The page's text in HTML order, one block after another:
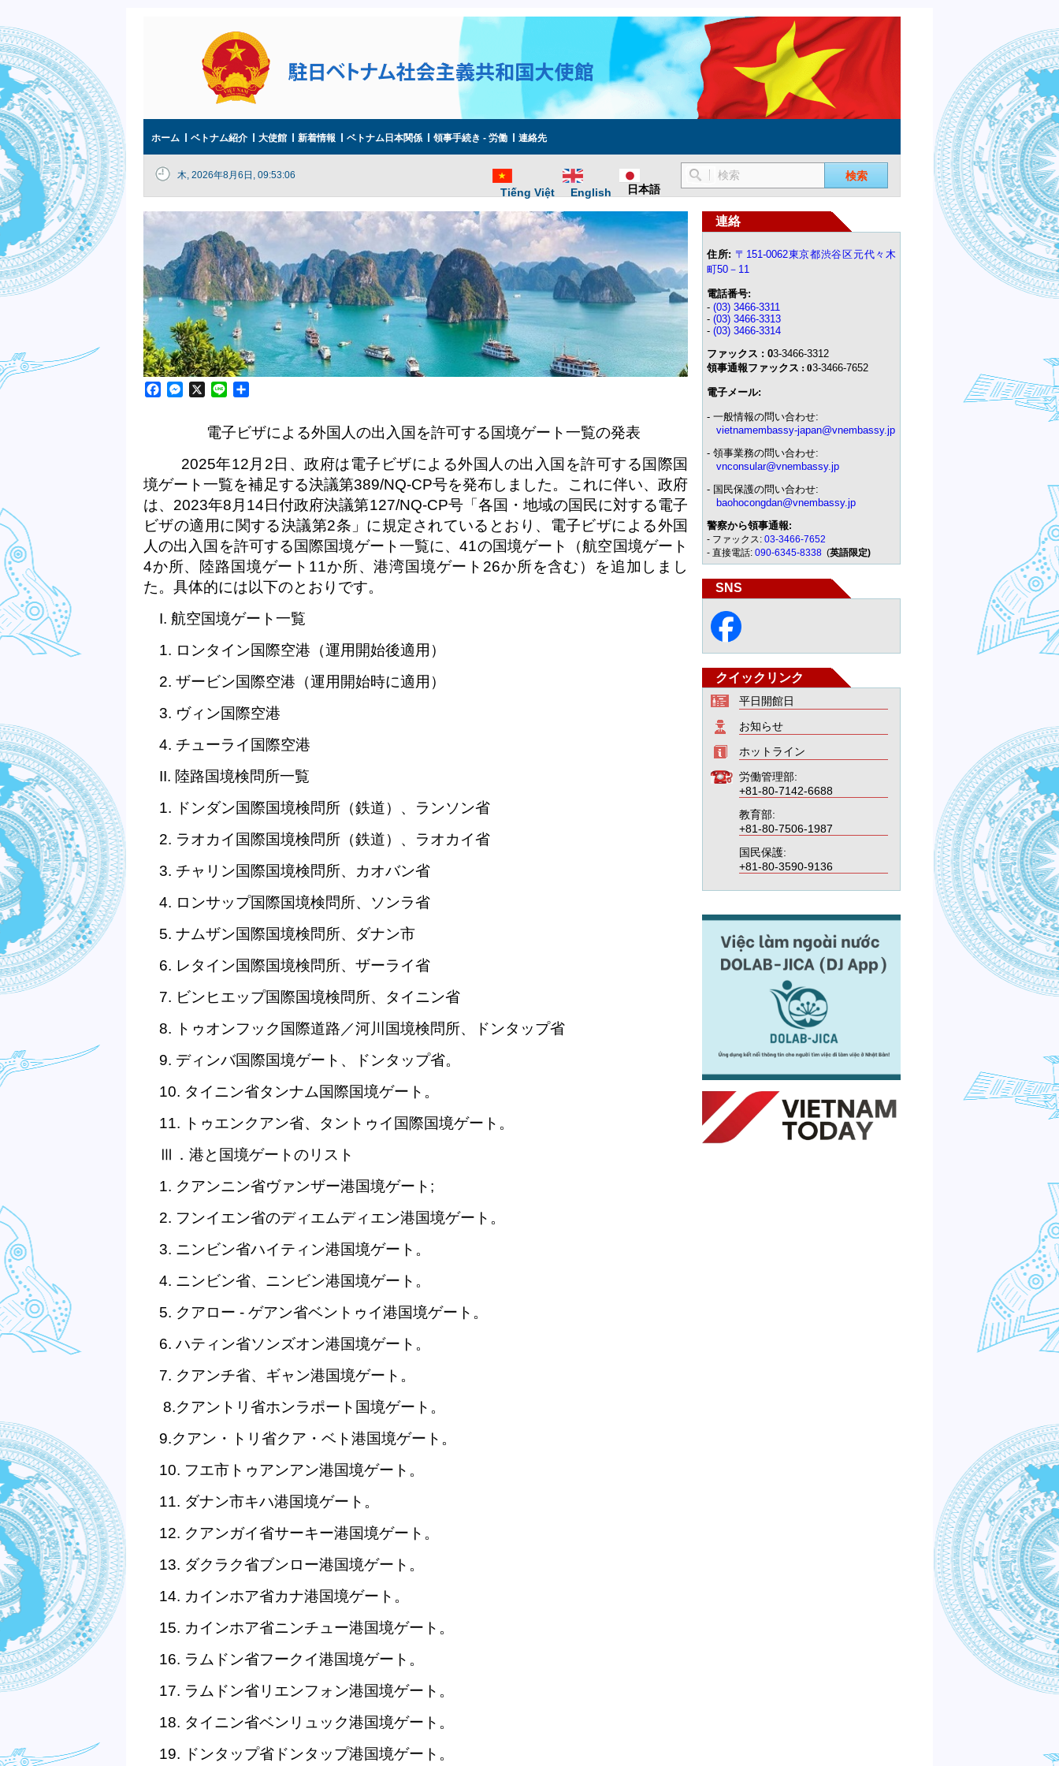
ホーム ベトナム紹介 大使館 新着情報 ベトナム日本関係 領事手続き - 労働 連絡先
木, 2026年8月6日, 09:53:06
Tiếng Việt English 日本語
検索
Facebook
Messenger
X Line
電子ビザによる外国人の出入国を許可する国境ゲート一覧の発表
2025年12月 2 日、政府は電子ビザによる外国人の出入国を許可する国際国
境ゲート一覧を補足する決議第389/NQ-CP号を発布しました。これに伴い、政府
は、 2023年8月 14 日付政府決議第127/NQ-CP号「各国・地域の国民に対する電子
ビザの適用に関する決議第2条」に規定されているとおり、電子ビザによる外国
人の出入国を許可する国際国境ゲート一覧に、41の国境ゲート（航空国境ゲート
4か所、陸路国境ゲート 11か所、港湾国境ゲート 26か所を含む）を追加しまし
た。具体的には以下のとおりです。
I. 航空国境ゲート一覧
1. ロンタイン国際空港（運用開始後適用）
2. ザービン国際空港（運用開始時に適用）
3. ヴィン国際空港
4. チューライ国際空港
II. 陸路国境検問所一覧
1.
ドンダン国際国境検問所（鉄道）、ランソン省
2. ラオカイ国際国境検問所（鉄道）、ラオカイ省
3. チャリン国際国境検問所、カオバン省
4. ロンサップ国際国境検問所、ソンラ省
5. ナムザン国際国境検問所、ダナン市
6. レタイン国際国境検問所、ザーライ省
7. ビンヒエップ国際国境検問所、タイニン省
8.
トゥオンフック国際道路／河川国境検問所、ドンタップ省
9. ディンバ国際国境ゲート、ドンタップ省。
10. タイニン省タンナム国際国境ゲート。
11.
トゥエンクアン省、タントゥイ国際国境ゲート。
Ⅲ．港と国境ゲートのリスト
1. クアンニン省ヴァンザー港国境ゲート ;
2. フンイエン省のディエムディエン港国境ゲート。
3. ニンビン省ハイティン港国境ゲート。
4. ニンビン省、ニンビン港国境ゲート。
5. クアロー - ゲアン省ベントゥイ港国境ゲート。
6. ハティン省ソンズオン港国境ゲート。
7. クアンチ省、ギャン港国境ゲート。
8.クアントリ省ホンラポート国境ゲート。
9.クアン・トリ省クア・ベト港国境ゲート。
10. フエ市トゥアンアン港国境ゲート。
11. ダナン市キハ港国境ゲート。
12. クアンガイ省サーキー港国境ゲート。
13. ダクラク省ブンロー港国境ゲート。
14. カインホア省カナ港国境ゲート。
15. カインホア省ニンチュー港国境ゲート。
16. ラムドン省フークイ港国境ゲート。
17. ラムドン省リエンフォン港国境ゲート。
18. タイニン省ベンリュック港国境ゲート。
19.
ドンタップ省ドンタップ港国境ゲート。
連絡
住所: 〒151-0062東京都渋谷区元代々木
町50－11
電話番号:
- (03) 3466-3311
- (03) 3466-3313
- (03) 3466-3314
ファックス : 03-3466-3312
領事通報ファックス : 03-3466-7652
電子メール:
- 一般情報の問い合わせ:
vietnamembassy-japan@vnembassy.jp
- 領事業務の問い合わせ:
vnconsular@vnembassy.jp
- 国民保護の問い合わせ:
baohocongdan@vnembassy.jp
警察から領事通報:
- ファックス: 03-3466-7652
- 直接電話: 090-6345-8338 (英語限定)
SNS
クイックリンク
平日開館日
お知らせ
ホットライン
労働管理部:
+81-80-7142-6688
教育部:
+81-80-7506-1987
国民保護:
+81-80-3590-9136